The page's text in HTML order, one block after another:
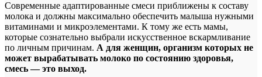
Современные адаптированные смеси приближены к составу
молока и должны максимально обеспечить малыша нужными
витаминами и микроэлементами. К тому же есть мамы,
которые сознательно выбрали искусственное вскармливание
по личным причинам. А для женщин, организм которых не
может вырабатывать молоко по состоянию здоровья,
смесь — это выход.